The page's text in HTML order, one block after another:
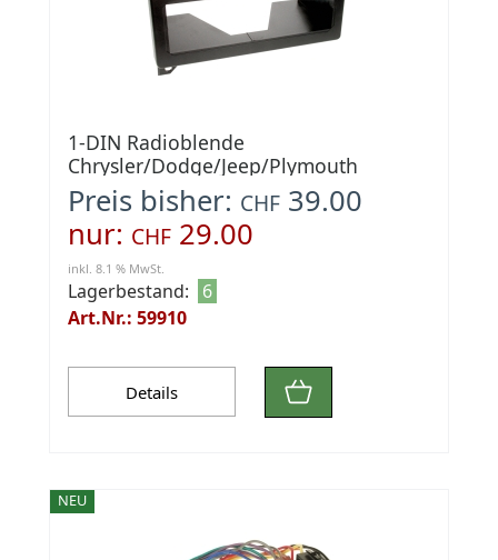
1-DIN Radioblende
Chrysler/Dodge/Jeep/Plymouth
schwarz
Preis bisher: CHF 39.00
nur: CHF 29.00
inkl. 8.1 % MwSt.
Lagerbestand:
6
Art.Nr.: 59910
Details
NEU